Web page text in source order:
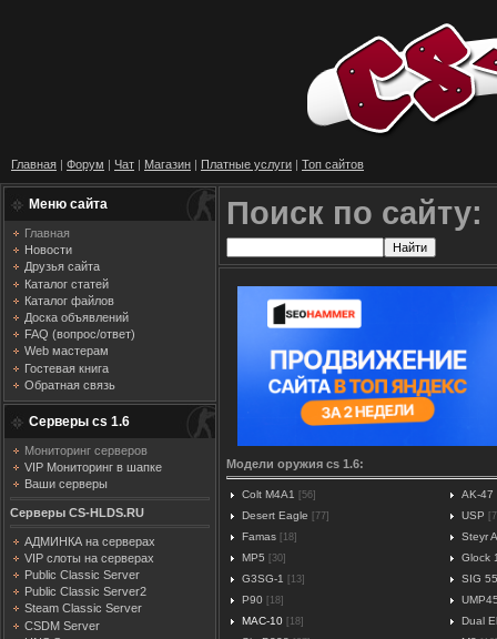
Главная | Форум | Чат | Магазин | Платные услуги | Топ сайтов
Меню сайта
Главная
Новости
Друзья сайта
Каталог статей
Каталог файлов
Доска объявлений
FAQ (вопрос/ответ)
Web мастерам
Гостевая книга
Обратная связь
Серверы cs 1.6
Мониторинг серверов
VIP Мониторинг в шапке
Ваши серверы
Серверы CS-HLDS.RU
АДМИНКА на серверах
VIP слоты на серверах
Public Classic Server
Public Classic Server2
Steam Classic Server
CSDM Server
Поиск по сайту:
Модели оружия cs 1.6:
Colt M4A1 [56]
AK-47
Desert Eagle
[77] USP
Famas [18]
Steyr
MP5
[30]
Glock
G3SG-1
[13]
SIG
P90
[18]
MAC-10
[18]
Dual